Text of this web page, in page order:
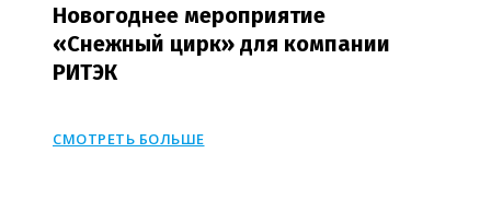
Новогоднее мероприятие
«Снежный цирк» для компании
РИТЭК
СМОТРЕТЬ БОЛЬШЕ